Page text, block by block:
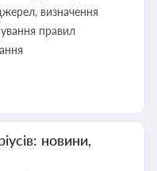
визначення
правил
новини,